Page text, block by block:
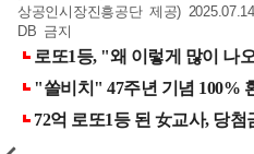
상공인시장진흥공단 제공)
DB 금지